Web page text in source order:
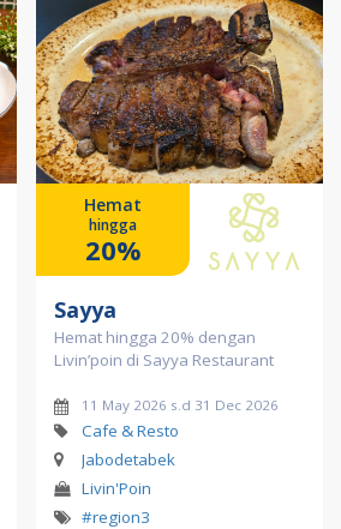
Hemat
hingga
20%
Sayya
Hemat hingga 20% dengan
Livin’poin di Sayya Restaurant
11 May 2026 s.d 31 Dec 2026
Cafe & Resto
Jabodetabek
Livin'Poin
#region3